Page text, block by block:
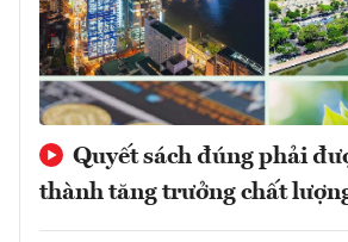
Quyết sách đúng phải
thành tăng trưởng chất